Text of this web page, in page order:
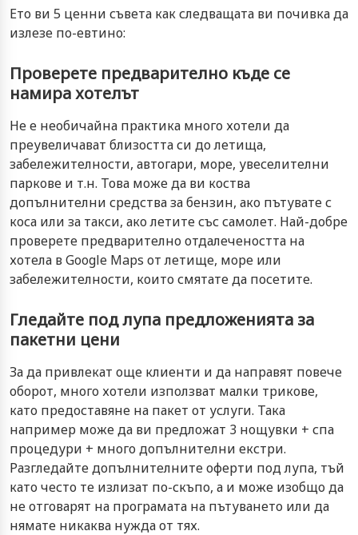
Ето ви 5 ценни съвета как следващата ви почивка да
излезе по-евтино:
Проверете предварително къде се
намира хотелът
Не е необичайна практика много хотели да
преувеличават близостта си до летища,
забележителности, автогари, море, увеселителни
паркове и т.н. Това може да ви коства
допълнителни средства за бензин, ако пътувате с
коса или за такси, ако летите със самолет. Най-добре
проверете предварително отдалечеността на
хотела в Google Maps от летище, море или
забележителности, които смятате да посетите.
Гледайте под лупа предложенията за
пакетни цени
За да привлекат още клиенти и да направят повече
оборот, много хотели използват малки трикове,
като предоставяне на пакет от услуги. Така
например може да ви предложат 3 нощувки + спа
процедури + много допълнителни екстри.
Разгледайте допълнителните оферти под лупа, тъй
като често те излизат по-скъпо, а и може изобщо да
не отговарят на програмата на пътуването или да
нямате никаква нужда от тях.